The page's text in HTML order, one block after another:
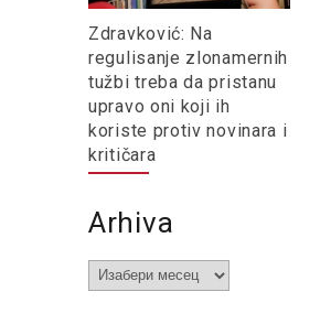
Zdravković: Na
regulisanje zlonamernih
tužbi treba da pristanu
upravo oni koji ih
koriste protiv novinara i
kritičara
Arhiva
Arhiva